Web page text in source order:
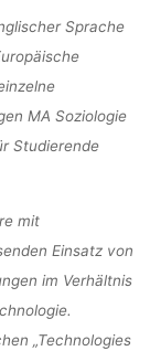
Sprache
MA Soziologie
Studierende
mit
Einsatz von
im Verhältnis
„Technologies